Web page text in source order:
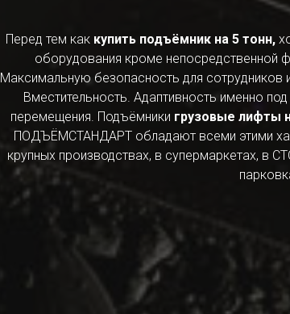
Перед тем как купить подъёмник на 5 тонн,
оборудования кроме непосредственной
Максимальную безопасность для сотрудников
Вместительность. Адаптивность именно
перемещения. Подъёмники грузовые лифты
ПОДЪЁМСТАНДАРТ обладают всеми этими
крупных производствах, в супермаркетах, в